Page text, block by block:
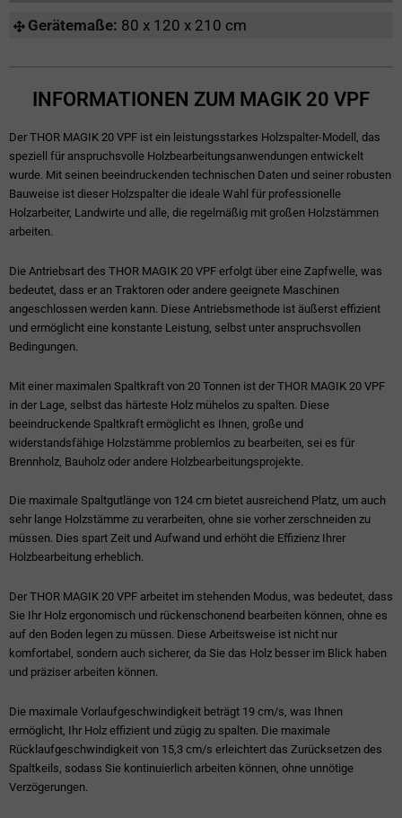
Gerätemaße: 80 x 120 x 210 cm
INFORMATIONEN ZUM MAGIK 20 VPF
Der THOR MAGIK 20 VPF ist ein leistungsstarkes Holzspalter-Modell, das
speziell für anspruchsvolle Holzbearbeitungsanwendungen entwickelt
wurde. Mit seinen beeindruckenden technischen Daten und seiner robusten
Bauweise ist dieser Holzspalter die ideale Wahl für professionelle
Holzarbeiter, Landwirte und alle, die regelmäßig mit großen Holzstämmen
arbeiten.
Die Antriebsart des THOR MAGIK 20 VPF erfolgt über eine Zapfwelle, was
bedeutet, dass er an Traktoren oder andere geeignete Maschinen
angeschlossen werden kann. Diese Antriebsmethode ist äußerst effizient
und ermöglicht eine konstante Leistung, selbst unter anspruchsvollen
Bedingungen.
Mit einer maximalen Spaltkraft von 20 Tonnen ist der THOR MAGIK 20 VPF
in der Lage, selbst das härteste Holz mühelos zu spalten. Diese
beeindruckende Spaltkraft ermöglicht es Ihnen, große und
widerstandsfähige Holzstämme problemlos zu bearbeiten, sei es für
Brennholz, Bauholz oder andere Holzbearbeitungsprojekte.
Die maximale Spaltgutlänge von 124 cm bietet ausreichend Platz, um auch
sehr lange Holzstämme zu verarbeiten, ohne sie vorher zerschneiden zu
müssen. Dies spart Zeit und Aufwand und erhöht die Effizienz Ihrer
Holzbearbeitung erheblich.
Der THOR MAGIK 20 VPF arbeitet im stehenden Modus, was bedeutet, dass
Sie Ihr Holz ergonomisch und rückenschonend bearbeiten können, ohne es
auf den Boden legen zu müssen. Diese Arbeitsweise ist nicht nur
komfortabel, sondern auch sicherer, da Sie das Holz besser im Blick haben
und präziser arbeiten können.
Die maximale Vorlaufgeschwindigkeit beträgt 19 cm/s, was Ihnen
ermöglicht, Ihr Holz effizient und zügig zu spalten. Die maximale
Rücklaufgeschwindigkeit von 15,3 cm/s erleichtert das Zurücksetzen des
Spaltkeils, sodass Sie kontinuierlich arbeiten können, ohne unnötige
Verzögerungen.